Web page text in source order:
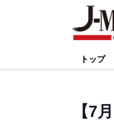
トップ
【7